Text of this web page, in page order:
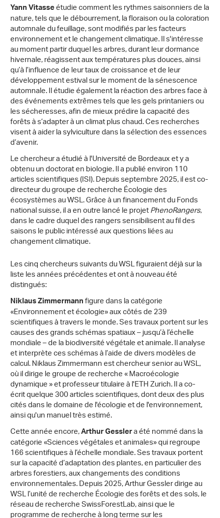
Yann Vitasseétudie comment les rythmes saisonniers de la
nature, tels que le débourrement, la floraison ou la coloration
automnale du feuillage, sont modifiés par les facteurs
environnement et le changement climatique. Il s'intéresse
au moment partir duquel les arbres, durant leur dormance
hivernale, réagissent aux températures plus douces, ainsi
qu’à l’influence de leur taux de croissance et de leur
développement estival sur le moment de la sénescence
automnale. Il étudie également la réaction des arbres face à
des événements extrêmes tels que les gels printaniers ou
les sécheresses, afin de mieux prédire la capacité des
forêts à s’adapter à un climat plus chaud. Ces recherches
visent à aider la sylviculture dans la sélection des essences
d’avenir.
Le chercheur a étudié à l'Université de Bordeaux et y a
obtenu un doctorat en biologie. Il a publié environ 110
articles scientifiques (ISI). Depuis septembre 2025, il est co-
directeur du groupe de recherche Écologie des
écosystèmes au WSL. Grâce à un financement du Fonds
national suisse, il a en outre lancé le projetPhenoRangers,
dans le cadre duquel des rangers sensibilisent au fil des
saisons le public intéressé aux questions liées au
changement climatique.
Les cinq chercheurs suivants du WSL figuraient déjà sur la
liste les années précédentes et ont à nouveau été
distingués:
Niklaus Zimmermannfigure dans la catégorie
«Environnement et écologie» aux côtés de 239
scientifiques à travers le monde. Ses travaux portent sur les
causes des grands schémas spatiaux – jusqu’à l’échelle
mondiale – de la biodiversité végétale et animale. Il analyse
et interprète ces schémas à l’aide de divers modèles de
calcul. Niklaus Zimmermann est chercheur senior au WSL,
où il dirige le groupe de recherche « Macroécologie
dynamique » et professeur titulaire à l'ETH Zurich. Il a co-
écrit quelque 300 articles scientifiques, dont deux des plus
cités dans le domaine de l'écologie et de l'environnement,
ainsi qu'un manuel très estimé.
Cette année encore,Arthur Gesslera été nommé dans la
catégorie «Sciences végétales et animales» qui regroupe
166 scientifiques à l’échelle mondiale. Ses travaux portent
sur la capacité d’adaptation des plantes, en particulier des
arbres forestiers, aux changements des conditions
environnementales. Depuis 2025, Arthur Gessler dirige au
WSL l’unité de recherche Écologie des forêts et des sols, le
réseau de recherche SwissForestLab, ainsi que le